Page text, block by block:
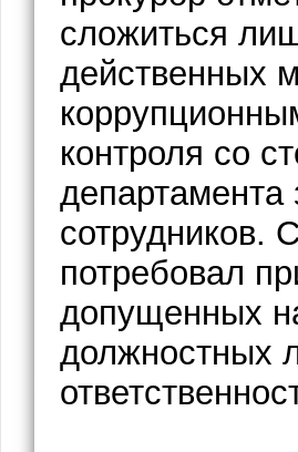
сложиться
действенных
контроля со
департамента
сотрудников.
потребовал
допущенных
должностных